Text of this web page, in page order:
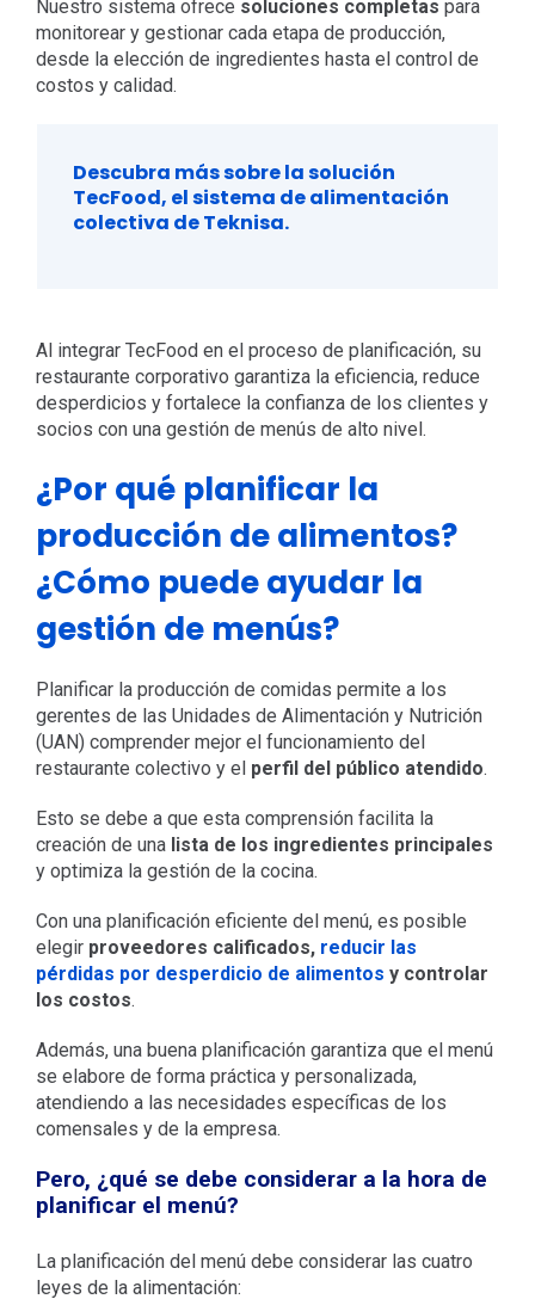
Nuestro sistema ofrece soluciones completas para
monitorear y gestionar cada etapa de producción,
desde la elección de ingredientes hasta el control de
costos y calidad.
Descubra más sobre la solución
TecFood, el sistema de alimentación
colectiva de Teknisa.
Al integrar TecFood en el proceso de planificación, su
restaurante corporativo garantiza la eficiencia, reduce
desperdicios y fortalece la confianza de los clientes y
socios con una gestión de menús de alto nivel.
¿Por qué planificar la
producción de alimentos?
¿Cómo puede ayudar la
gestión de menús?
Planificar la producción de comidas permite a los
gerentes de las Unidades de Alimentación y Nutrición
(UAN) comprender mejor el funcionamiento del
restaurante colectivo y el perfil del público atendido.
Esto se debe a que esta comprensión facilita la
creación de una lista de los ingredientes principales
y optimiza la gestión de la cocina.
Con una planificación eficiente del menú, es posible
elegir proveedores calificados, reducir las
pérdidas por desperdicio de alimentos y controlar
los costos.
Además, una buena planificación garantiza que el menú
se elabore de forma práctica y personalizada,
atendiendo a las necesidades específicas de los
comensales y de la empresa.
Pero, ¿qué se debe considerar a la hora de
planificar el menú?
La planificación del menú debe considerar las cuatro
leyes de la alimentación: